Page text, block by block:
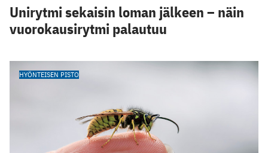
Unirytmi sekaisin loman jälkeen – näin
vuorokausirytmi palautuu
HYÖNTEISEN PISTO